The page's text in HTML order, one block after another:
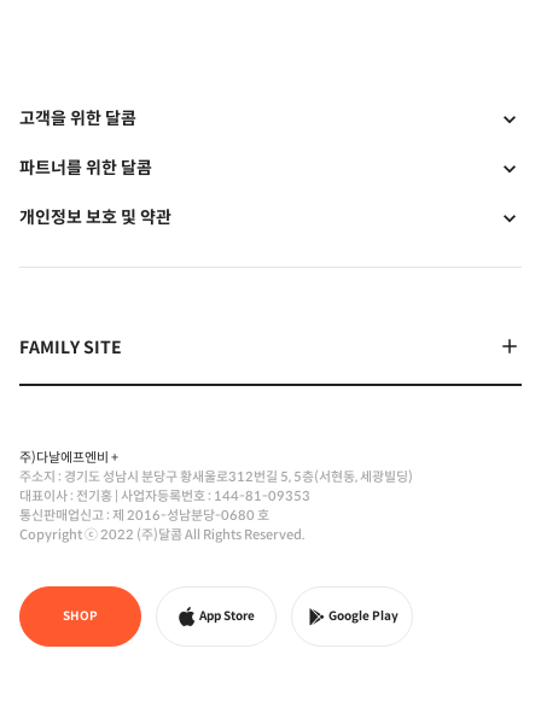
고객을 위한 달콤
파트너를 위한 달콤
개인정보 보호 및 약관
주)다날에프엔비 +
주소지 : 경기도 성남시 분당구 황새울로312번길 5, 5층(서현동, 세광빌딩)
대표이사 : 전기홍 사업자등록번호 : 144-81-09353
통신판매업신고 : 제 2016-성남분당-0680 호
Copyright ⓒ 2022 (주)달콤 All Rights Reserved.
SHOP App Store Google Play